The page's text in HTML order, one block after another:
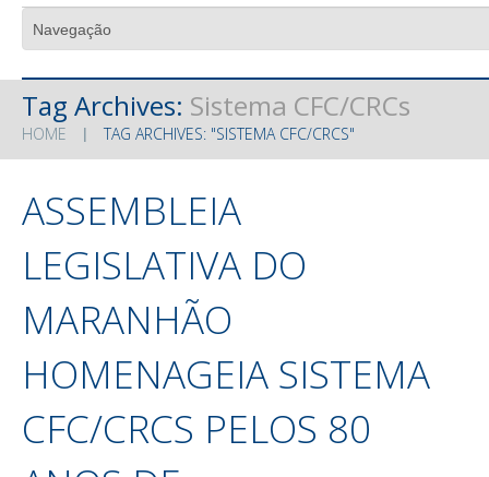
Tag Archives: Sistema CFC/CRCs
HOME TAG ARCHIVES: "SISTEMA CFC/CRCS"
ASSEMBLEIA
LEGISLATIVA DO
MARANHÃO
HOMENAGEIA SISTEMA
CFC/CRCS PELOS 80